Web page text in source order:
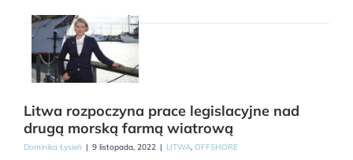
Litwa rozpoczyna prace legislacyjne nad
drugą morską farmą wiatrową
Dominika Łysień | 9 listopada, 2022 | LITWA, OFFSHORE